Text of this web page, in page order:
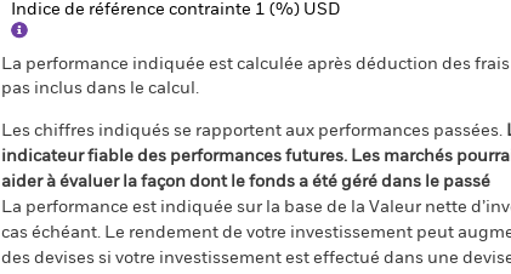
Indice de référence contrainte 1 (%) USD
La performance indiquée est calculée après déduction des
pas inclus dans le calcul.
Les chiffres indiqués se rapportent aux performances passées.
indicateur fiable des performances futures. Les marchés
aider à évaluer la façon dont le fonds a été géré dans le passé
La performance est indiquée sur la base de la Valeur nette
cas échéant. Le rendement de votre investissement peut
des devises si votre investissement est effectué dans une